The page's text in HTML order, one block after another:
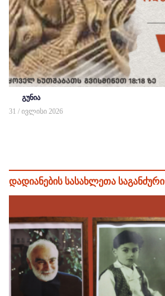
გუნია
31 / ივლისი 2026
დადიანების სასახლეთა საგანძური